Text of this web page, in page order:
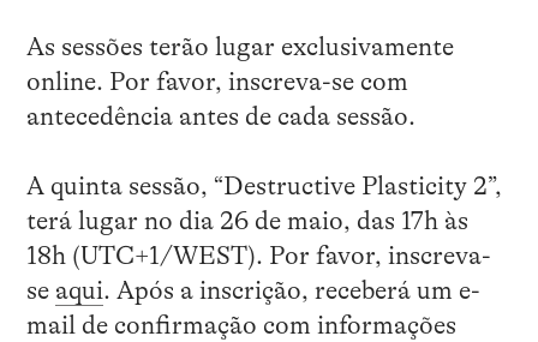
As sessões terão lugar exclusivamente
online. Por favor, inscreva-se com
antecedência antes de cada sessão.
A quinta sessão, “Destructive Plasticity 2”,
terá lugar no dia 26 de maio, das 17h às
18h (UTC+1/WEST). Por favor, inscreva-
se aqui. Após a inscrição, receberá um e-
mail de confirmação com informações